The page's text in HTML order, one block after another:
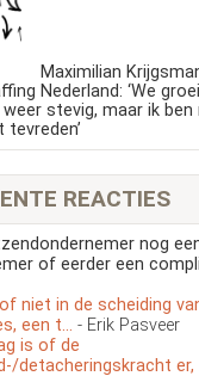
Maximilian
Nederland: ‘We
weer stevig, maar ik ben
tevreden’
REACTIES
nog
of eerder een
niet in de scheiding
een t... - Erik Pasveer
is of de
detacheringskracht er,